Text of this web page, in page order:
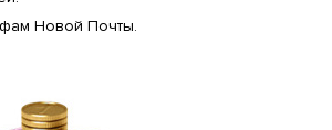
Новой Почты.